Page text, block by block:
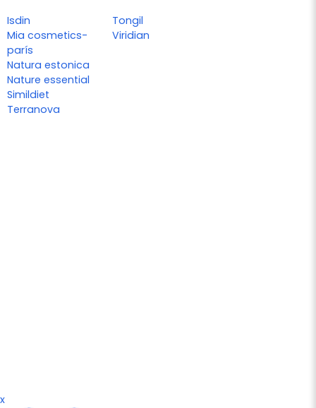
Isdin
Mia cosmetics-
parís
Natura estonica
Nature essential
Simildiet
Terranova
Tongil
Viridian
x